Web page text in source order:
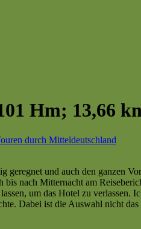
Hm; 13,66
durch Mitteldeutschland
und auch den ganzen
nach Mitternacht am
um das Hotel zu verlassen.
Dabei ist die Auswahl nicht